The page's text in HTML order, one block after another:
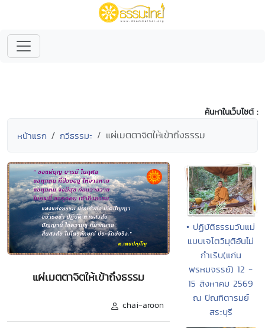
ค้นหาในเว็บไซต์ :
หน้าแรก กวีธรรมะ แผ่เมตตาจิตให้เข้าถึงธรรม
แผ่เมตตาจิตให้เข้าถึงธรรม
chai-aroon
• ปฏิบัติธรรมวันแม่
แบบเจโตวิมุติอันไม่
กำเริบ(แก่น
พรหมจรรย์) 12 -
15 สิงหาคม 2569
ณ ปัณฑิตารมย์
สระบุรี